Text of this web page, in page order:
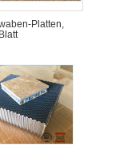
Platten,